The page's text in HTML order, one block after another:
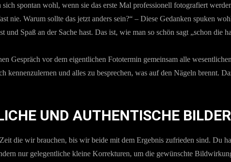
spontan wohl, wenn sie das erste Mal professionell fotografiert
nie. Warum sollte das jetzt anders sein?“ – Diese Gedanken spuken
Spaß an der Sache hast. Das ist, wie man so schön sagt „schon die
Gespräch vor dem eigentlichen Fototermin gemeinsam alle
kennenzulernen und alles zu besprechen, was auf den Nägeln brennt.
UND AUTHENTISCHE BILDER
die wir brauchen, bis wir beide mit dem Ergebnis zufrieden sind. Du
nur gelegentliche kleine Korrekturen, um die gewünschte